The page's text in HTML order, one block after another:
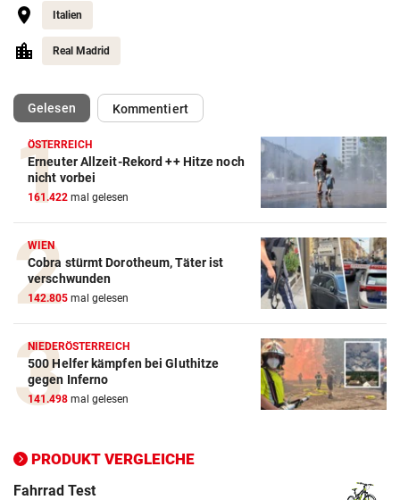
Italien
Real Madrid
Gelesen(ausgewählt)Kommentiert
ÖSTERREICH
Erneuter Allzeit-Rekord ++ Hitze noch
nicht vorbei
161.422 mal gelesen
WIEN
Cobra stürmt Dorotheum, Täter ist
verschwunden
142.805 mal gelesen
NIEDERÖSTERREICH
500 Helfer kämpfen bei Gluthitze
gegen Inferno
141.498 mal gelesen
PRODUKT VERGLEICHE
Action-Cam Vergleich
ZUM VERGLEICH
Crosstrainer Vergleich
ZUM VERGLEICH
E-Bike Vergleich
ZUM VERGLEICH
Elektro-Scooter Vergleich
ZUM VERGLEICH
ZUM VERGLEICH
Fahrrad Test